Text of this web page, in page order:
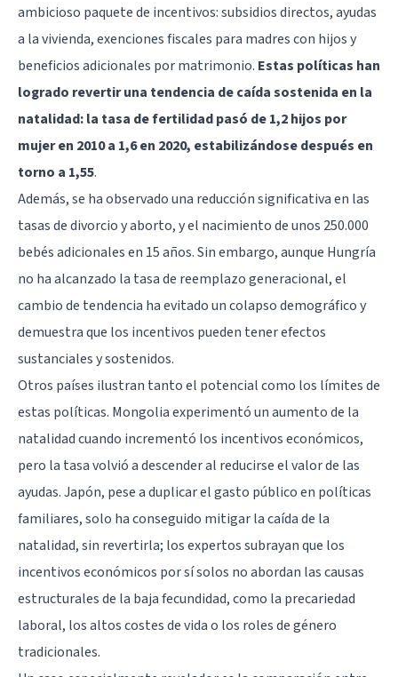
ambicioso paquete de incentivos: subsidios directos, ayudas
a la vivienda, exenciones fiscales para madres con hijos y
beneficios adicionales por matrimonio. Estas políticas han
logrado revertir una tendencia de caída sostenida en la
natalidad: la tasa de fertilidad pasó de 1,2 hijos por
mujer en 2010 a 1,6 en 2020, estabilizándose después en
torno a 1,55.
Además, se ha observado una reducción significativa en las
tasas de divorcio y aborto, y el nacimiento de unos 250.000
bebés adicionales en 15 años. Sin embargo, aunque Hungría
no ha alcanzado la tasa de reemplazo generacional, el
cambio de tendencia ha evitado un colapso demográfico y
demuestra que los incentivos pueden tener efectos
sustanciales y sostenidos.
Otros países ilustran tanto el potencial como los límites de
estas políticas. Mongolia experimentó un aumento de la
natalidad cuando incrementó los incentivos económicos,
pero la tasa volvió a descender al reducirse el valor de las
ayudas. Japón, pese a duplicar el gasto público en políticas
familiares, solo ha conseguido mitigar la caída de la
natalidad, sin revertirla; los expertos subrayan que los
incentivos económicos por sí solos no abordan las causas
estructurales de la baja fecundidad, como la precariedad
laboral, los altos costes de vida o los roles de género
tradicionales.